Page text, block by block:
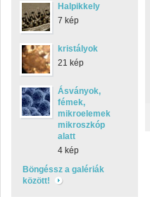
Halpikkely
7 kép
kristályok
21 kép
Ásványok,
fémek,
mikroelemek
mikroszkóp
alatt
4 kép
Böngéssz a galériák
között!